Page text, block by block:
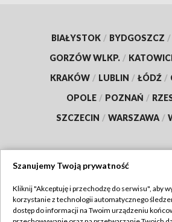
BIAŁYSTOK / BYDGOSZCZ /
GORZÓW WLKP. /
KRAKÓW / LUBLIN / ŁÓDŹ /
OPOLE / POZNAŃ /
SZCZECIN / WARSZAWA /
TVP
Szanujemy Twoją prywatność
Kliknij "Akceptuję i przechodzę do serwisu", aby
korzystanie z technologii automatycznego
dostęp do informacji na Twoim urządzeniu